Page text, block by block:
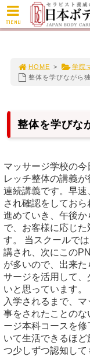
HOME > 学院
整体を学びながら
整体を学びな
マッサージ学校の
レッチ整体の講義
連続講義です。早
され確認をしてお
進めていき、午後
で、お客様に応じ
す。 当スクールで
講され、次にこの
が多いので、出来
サージを活用して
いと思っています
入学されるまで、
事をされたことの
ージ本科コースを
いて生活できるほ
つ少しずつ認知し
MENU